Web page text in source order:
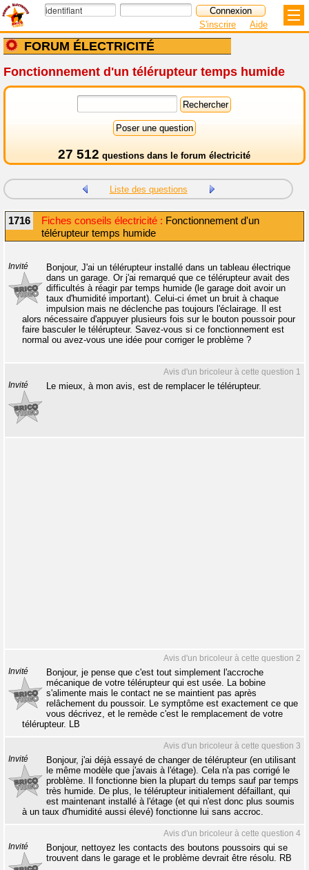
FORUM ÉLECTRICITÉ
S'inscrire Aide
Fonctionnement d'un télérupteur temps humide
27 512 questions dans le forum électricité
Liste des questions
1716 Fiches conseils électricité : Fonctionnement d'un
télérupteur temps humide
Invité
Bonjour, J'ai un télérupteur installé dans un tableau électrique
dans un garage. Or j'ai remarqué que ce télérupteur avait des
difficultés à réagir par temps humide (le garage doit avoir un
taux d'humidité important). Celui-ci émet un bruit à chaque
impulsion mais ne déclenche pas toujours l'éclairage. Il est
alors nécessaire d'appuyer plusieurs fois sur le bouton poussoir pour
faire basculer le télérupteur. Savez-vous si ce fonctionnement est
normal ou avez-vous une idée pour corriger le problème ?
Avis d'un bricoleur à cette question 1
Invité Le mieux, à mon avis, est de remplacer le télérupteur.
Avis d'un bricoleur à cette question 2
Invité
Bonjour, je pense que c'est tout simplement l'accroche
mécanique de votre télérupteur qui est usée. La bobine
s'alimente mais le contact ne se maintient pas après
relâchement du poussoir. Le symptôme est exactement ce que
vous décrivez, et le remède c'est le remplacement de votre
télérupteur. LB
Avis d'un bricoleur à cette question 3
Invité
Bonjour, j'ai déjà essayé de changer de télérupteur (en utilisant
le même modèle que j'avais à l'étage). Cela n'a pas corrigé le
problème. Il fonctionne bien la plupart du temps sauf par temps
très humide. De plus, le télérupteur initialement défaillant, qui
est maintenant installé à l'étage (et qui n'est donc plus soumis
à un taux d'humidité aussi élevé) fonctionne lui sans accroc.
Avis d'un bricoleur à cette question 4
Invité
Bonjour, nettoyez les contacts des boutons poussoirs qui se
trouvent dans le garage et le problème devrait être résolu. RB